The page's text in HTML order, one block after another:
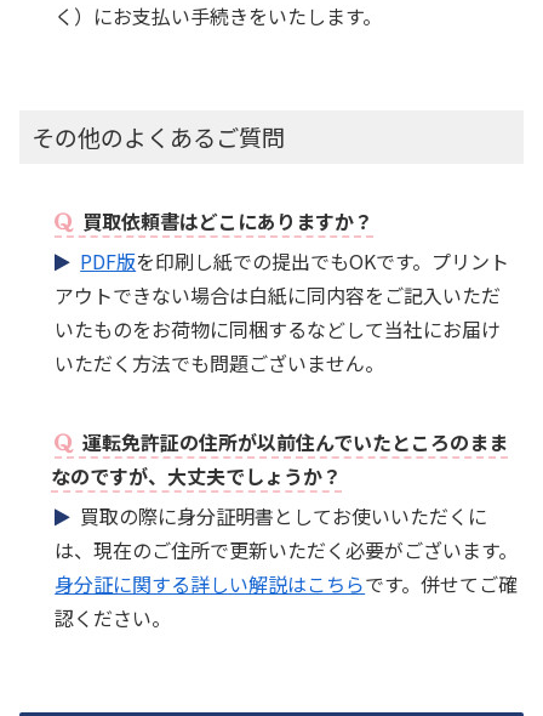
く）にお支払い手続きをいたします。
その他のよくあるご質問
買取依頼書はどこにありますか？
PDF版を印刷し紙での提出でもOKです。プリント
アウトできない場合は白紙に同内容をご記入いただ
いたものをお荷物に同梱するなどして当社にお届け
いただく方法でも問題ございません。
運転免許証の住所が以前住んでいたところのまま
なのですが、大丈夫でしょうか？
買取の際に身分証明書としてお使いいただくに
は、現在のご住所で更新いただく必要がございます。
身分証に関する詳しい解説はこちらです。併せてご確
認ください。